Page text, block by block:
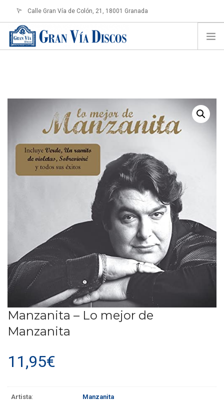
Calle Gran Vía de Colón, 21, 18001 Granada
info@granviadiscos.com
SOBRE NOSOTROS
SHOPPING CART
Manzanita – Lo mejor de
Manzanita
11,95€
Artista: Manzanita